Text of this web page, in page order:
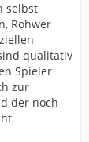
selbst
Rohwer
qualitativ
Spieler
zur
der noch